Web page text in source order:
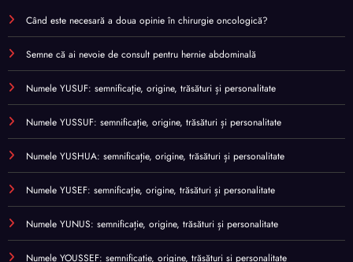
Când este necesară a doua opinie în chirurgie oncologică?
Semne că ai nevoie de consult pentru hernie abdominală
Numele YUSUF: semnificație, origine, trăsături și personalitate
Numele YUSSUF: semnificație, origine, trăsături și personalitate
Numele YUSHUA: semnificație, origine, trăsături și personalitate
Numele YUSEF: semnificație, origine, trăsături și personalitate
Numele YUNUS: semnificație, origine, trăsături și personalitate
Numele YOUSSEF: semnificație, origine, trăsături și personalitate